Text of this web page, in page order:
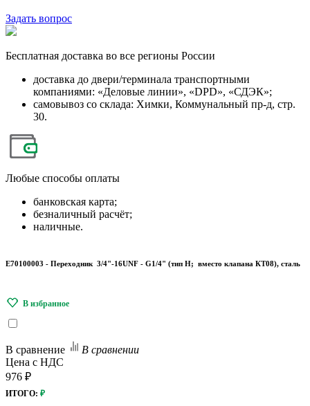
Задать вопрос
Бесплатная доставка во все регионы России
доставка до двери/терминала транспортными
компаниями: «Деловые линии», «DPD», «СДЭК»;
самовывоз со склада: Химки, Коммунальный пр-д, стр.
30.
Любые способы оплаты
банковская карта;
безналичный расчёт;
наличные.
E70100003 - Переходник 3/4"-16UNF - G1/4" (тип H; вместо клапана КТ08), сталь
В сравнение
В сравнении
Цена с НДС
976 ₽
ИТОГО: ₽